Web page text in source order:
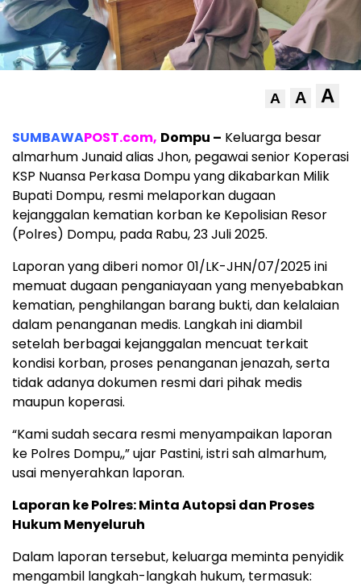
A A A
SUMBAWAPOST.com, Dompu – Keluarga besar
almarhum Junaid alias Jhon, pegawai senior Koperasi
KSP Nuansa Perkasa Dompu yang dikabarkan Milik
Bupati Dompu, resmi melaporkan dugaan
kejanggalan kematian korban ke Kepolisian Resor
(Polres) Dompu, pada Rabu, 23 Juli 2025.
Laporan yang diberi nomor 01/LK-JHN/07/2025 ini
memuat dugaan penganiayaan yang menyebabkan
kematian, penghilangan barang bukti, dan kelalaian
dalam penanganan medis. Langkah ini diambil
setelah berbagai kejanggalan mencuat terkait
kondisi korban, proses penanganan jenazah, serta
tidak adanya dokumen resmi dari pihak medis
maupun koperasi.
“Kami sudah secara resmi menyampaikan laporan
ke Polres Dompu,,” ujar Pastini, istri sah almarhum,
usai menyerahkan laporan.
Laporan ke Polres: Minta Autopsi dan Proses
Hukum Menyeluruh
Dalam laporan tersebut, keluarga meminta penyidik
mengambil langkah-langkah hukum, termasuk: